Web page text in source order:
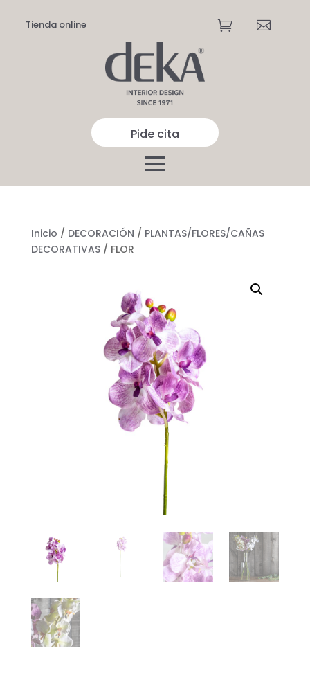
Tienda online  
Pide cita
Inicio / DECORACIÓN / PLANTAS/FLORES/CAÑAS
DECORATIVAS/ FLOR